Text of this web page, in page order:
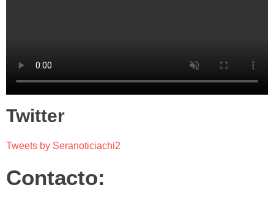
Twitter
Tweets by Seranoticiachi2
Contacto: